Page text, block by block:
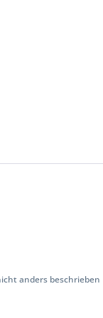
anders beschrieben